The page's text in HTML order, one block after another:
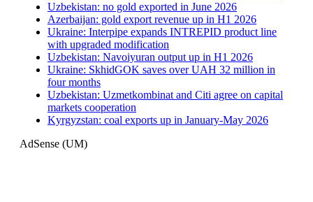
Uzbekistan: no gold exported in June 2026
Azerbaijan: gold export revenue up in H1 2026
Ukraine: Interpipe expands INTREPID product line
with upgraded modification
Uzbekistan: Navoiyuran output up in H1 2026
Ukraine: SkhidGOK saves over UAH 32 million in
four months
Uzbekistan: Uzmetkombinat and Citi agree on capital
markets cooperation
Kyrgyzstan: coal exports up in January-May 2026
AdSense (UM)